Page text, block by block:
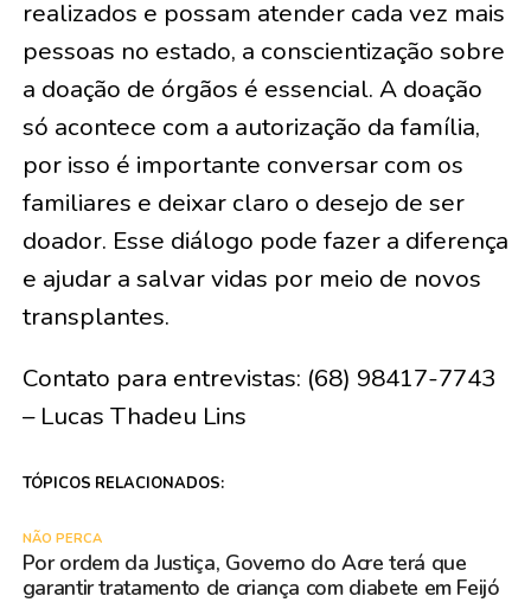
realizados e possam atender cada vez mais
pessoas no estado, a conscientização sobre
a doação de órgãos é essencial. A doação
só acontece com a autorização da família,
por isso é importante conversar com os
familiares e deixar claro o desejo de ser
doador. Esse diálogo pode fazer a diferença
e ajudar a salvar vidas por meio de novos
transplantes.
Contato para entrevistas: (68) 98417-7743
– Lucas Thadeu Lins
TÓPICOS RELACIONADOS:
NÃO PERCA
Por ordem da Justiça, Governo do Acre terá que
garantir tratamento de criança com diabete em Feijó